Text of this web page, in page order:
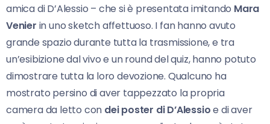
amica di D’Alessio – che si è presentata imitando Mara
Venier in uno sketch affettuoso. I fan hanno avuto
grande spazio durante tutta la trasmissione, e tra
un’esibizione dal vivo e un round del quiz, hanno potuto
dimostrare tutta la loro devozione. Qualcuno ha
mostrato persino di aver tappezzato la propria
camera da letto con dei poster di D’Alessioe di aver